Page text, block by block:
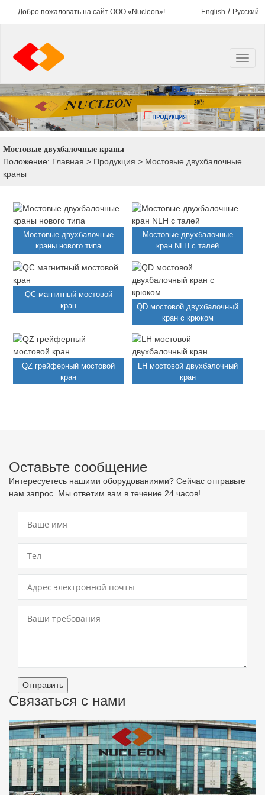
Добро пожаловать на сайт ООО «Nucleon»! English / Русский
Мостовые двухбалочные краны
Положение: Главная > Продукция > Мостовые двухбалочные
краны
Мостовые двухбалочные
краны нового типа
Мостовые двухбалочные
кран NLH с талей
QC магнитный мостовой
кран
QD мостовой двухбалочный
кран с крюком
QZ грейферный мостовой
кран
LH мостовой двухбалочный
кран
Оставьте сообщение
Интересуетесь нашими оборудованиями? Сейчас отправьте
нам запрос. Мы ответим вам в течение 24 часов!
Отправить
Связаться с нами